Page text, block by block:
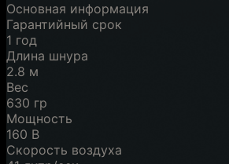
Основная информация
Гарантийный срок
1 год
Длина шнура
2.8 м
Вес
630 гр
Мощность
160 В
Скорость воздуха